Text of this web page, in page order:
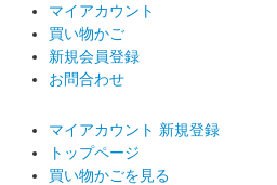
マイアカウント
買い物かご
新規会員登録
お問合わせ
マイアカウント 新規登録
トップページ
買い物かごを見る